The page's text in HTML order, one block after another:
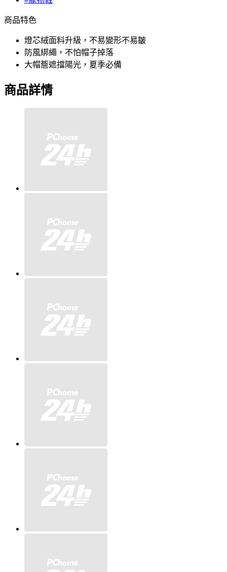
商品特色
燈芯絨面料升級，不易變形不易皺
防風綁繩，不怕帽子掉落
大帽簷遮擋陽光，夏季必備
商品詳情